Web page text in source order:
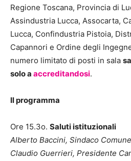
Regione Toscana, Provincia di
Assindustria Lucca, Assocarta,
Lucca, Confindustria Pistoia,
Capannori e Ordine degli
numero limitato di posti in sala
solo a accreditandosi.
Il programma
Ore 15.3o. Saluti istituzionali
Alberto Baccini, Sindaco
Claudio Guerrieri, Presidente